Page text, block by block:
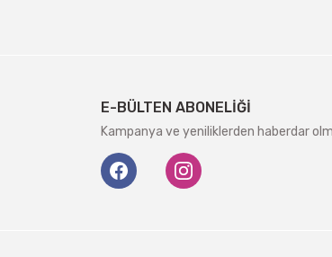
E-BÜLTEN ABONELİĞİ
Kampanya ve yeniliklerden haberdar